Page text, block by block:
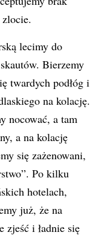
lecimy do
Bierzemy
twardych podłóg i
na kolację.
nocować, a tam
a na kolację
się zażenowani,
Po kilku
hotelach,
już, że na
zjeść i ładnie się